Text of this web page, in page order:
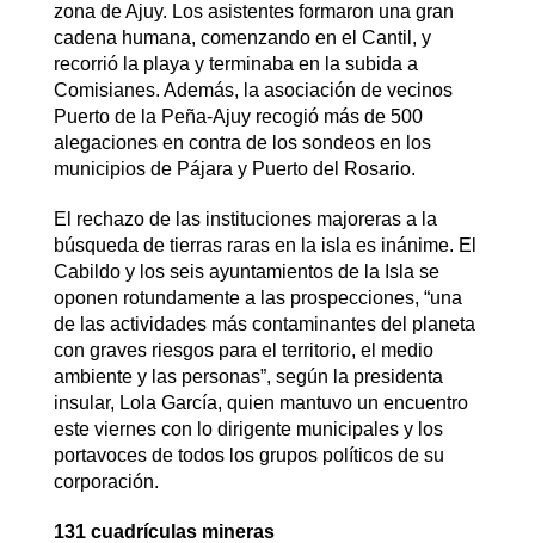
zona de Ajuy. Los asistentes formaron una gran
cadena humana, comenzando en el Cantil, y
recorrió la playa y terminaba en la subida a
Comisianes. Además, la asociación de vecinos
Puerto de la Peña-Ajuy recogió más de 500
alegaciones en contra de los sondeos en los
municipios de Pájara y Puerto del Rosario.
El rechazo de las instituciones majoreras a la
búsqueda de tierras raras en la isla es inánime. El
Cabildo y los seis ayuntamientos de la Isla se
oponen rotundamente a las prospecciones, “una
de las actividades más contaminantes del planeta
con graves riesgos para el territorio, el medio
ambiente y las personas”, según la presidenta
insular, Lola García, quien mantuvo un encuentro
este viernes con lo dirigente municipales y los
portavoces de todos los grupos políticos de su
corporación.
131 cuadrículas mineras